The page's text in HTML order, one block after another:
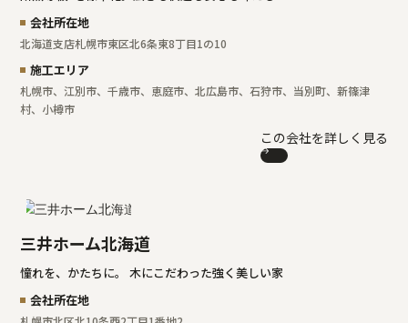
会社所在地
北海道支店札幌市東区北6条東8丁目1の10
施工エリア
札幌市、江別市、千歳市、恵庭市、北広島市、石狩市、当別町、新篠津
村、小樽市
この会社を詳しく見る
三井ホーム北海道
憧れを、かたちに。 木にこだわった強く美しい家
会社所在地